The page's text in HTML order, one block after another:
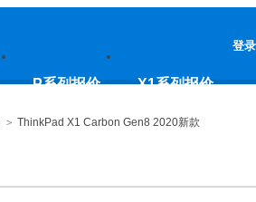
P系列报价 X1系列报价
登录
> ThinkPad X1 Carbon Gen8 2020新款